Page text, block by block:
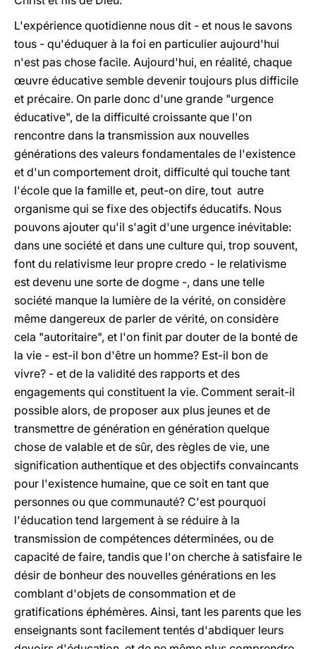
L'expérience quotidienne nous dit - et nous le savons
tous - qu'éduquer à la foi en particulier aujourd'hui
n'est pas chose facile. Aujourd'hui, en réalité, chaque
œuvre éducative semble devenir toujours plus difficile
et précaire. On parle donc d'une grande "urgence
éducative", de la difficulté croissante que l'on
rencontre dans la transmission aux nouvelles
générations des valeurs fondamentales de l'existence
et d'un comportement droit, difficulté qui touche tant
l'école que la famille et, peut-on dire, tout autre
organisme qui se fixe des objectifs éducatifs. Nous
pouvons ajouter qu'il s'agit d'une urgence inévitable:
dans une société et dans une culture qui, trop souvent,
font du relativisme leur propre credo - le relativisme
est devenu une sorte de dogme -, dans une telle
société manque la lumière de la vérité, on considère
même dangereux de parler de vérité, on considère
cela "autoritaire", et l'on finit par douter de la bonté de
la vie - est-il bon d'être un homme? Est-il bon de
vivre? - et de la validité des rapports et des
engagements qui constituent la vie. Comment serait-il
possible alors, de proposer aux plus jeunes et de
transmettre de génération en génération quelque
chose de valable et de sûr, des règles de vie, une
signification authentique et des objectifs convaincants
pour l'existence humaine, que ce soit en tant que
personnes ou que communauté? C'est pourquoi
l'éducation tend largement à se réduire à la
transmission de compétences déterminées, ou de
capacité de faire, tandis que l'on cherche à satisfaire le
désir de bonheur des nouvelles générations en les
comblant d'objets de consommation et de
gratifications éphémères. Ainsi, tant les parents que les
enseignants sont facilement tentés d'abdiquer leurs